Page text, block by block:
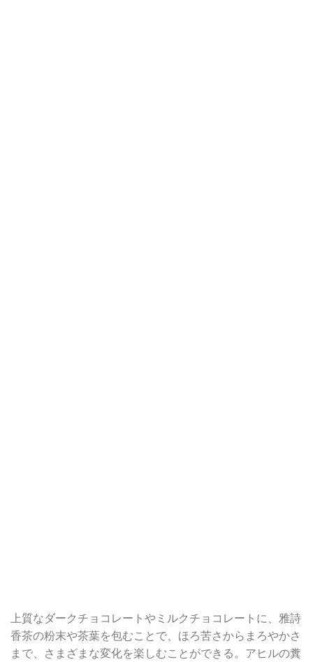
上質なダークチョコレートやミルクチョコレートに、雅詩
香茶の粉末や茶葉を包むことで、ほろ苦さからまろやかさ
まで、さまざまな変化を楽しむことができる。アヒルの糞